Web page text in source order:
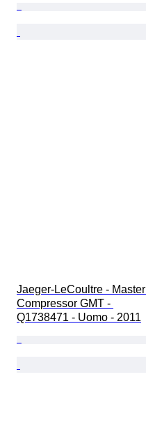
Jaeger-LeCoultre - Master
Compressor GMT -
Q1738471 - Uomo - 2011